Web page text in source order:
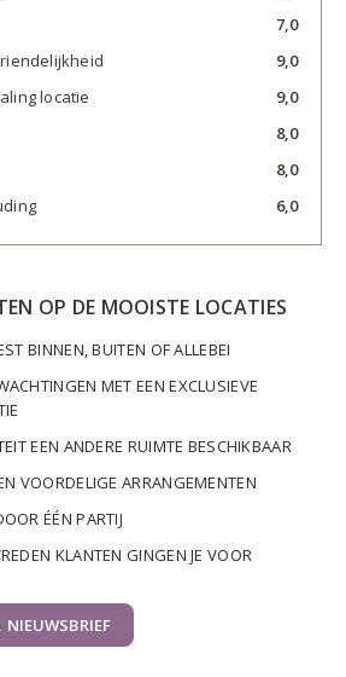
7,0
9,0
locatie
9,0
8,0
8,0
6,0
OP DE MOOISTE LOCATIES
BINNEN, BUITEN OF ALLEBEI
MET EEN EXCLUSIEVE
EEN ANDERE RUIMTE BESCHIKBAAR
VOORDELIGE ARRANGEMENTEN
ÉÉN PARTIJ
KLANTEN GINGEN JE VOOR
NIEUWSBRIEF